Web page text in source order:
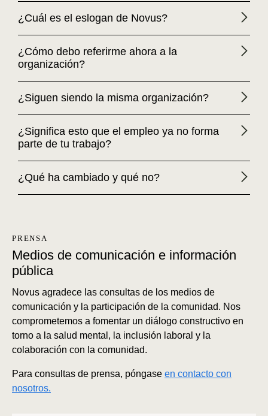
¿Cuál es el eslogan de Novus?
¿Cómo debo referirme ahora a la
organización?
¿Siguen siendo la misma organización?
¿Significa esto que el empleo ya no forma
parte de tu trabajo?
¿Qué ha cambiado y qué no?
PRENSA
Medios de comunicación e información
pública
Novus agradece las consultas de los medios de
comunicación y la participación de la comunidad. Nos
comprometemos a fomentar un diálogo constructivo en
torno a la salud mental, la inclusión laboral y la
colaboración con la comunidad.
Para consultas de prensa, póngase en contacto con
nosotros.